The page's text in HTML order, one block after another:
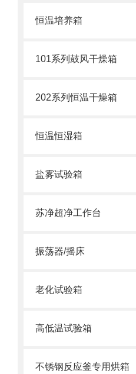
恒温培养箱
101系列鼓风干燥箱
202系列恒温干燥箱
恒温恒湿箱
盐雾试验箱
苏净超净工作台
振荡器/摇床
老化试验箱
高低温试验箱
不锈钢反应釜专用烘箱